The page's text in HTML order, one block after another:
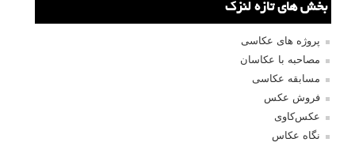
بخش های تازه لنزک
پروژه های عکاسی
مصاحبه با عکاسان
مسابقه عکاسی
فروش عکس
عکس‌کاوی
نگاه عکاس